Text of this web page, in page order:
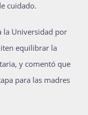
cuidado.
la Universidad por
equilibrar la
y comentó que
para las madres